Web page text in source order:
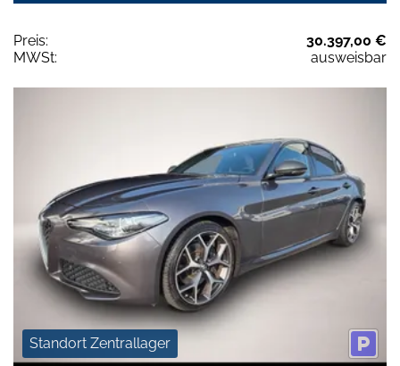
Preis:
30.397,00 €
MWSt:
ausweisbar
Standort Zentrallager